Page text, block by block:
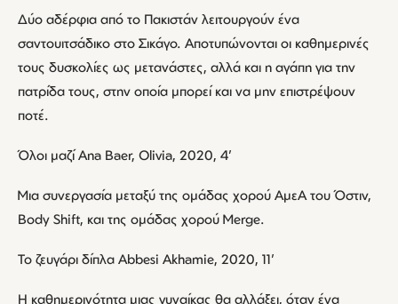
Δύο αδέρφια από το Πακιστάν λειτουργούν ένα
σαντουιτσάδικο στο Σικάγο. Αποτυπώνονται οι καθημερινές
τους δυσκολίες ως μετανάστες, αλλά και η αγάπη για την
πατρίδα τους, στην οποία μπορεί και να μην επιστρέψουν
ποτέ.
Όλοι μαζί Ana Baer, Olivia, 2020, 4’
Μια συνεργασία μεταξύ της ομάδας χορού ΑμεΑ του Όστιν,
Body Shift, και της ομάδας χορού Merge.
Το ζευγάρι δίπλα Abbesi Akhamie, 2020, 11’
Η καθημερινότητα μιας γυναίκας θα αλλάξει, όταν ένα